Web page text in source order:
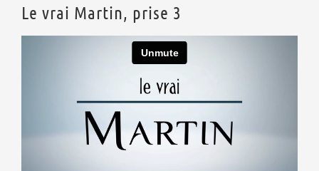
Le vrai Martin, prise 3